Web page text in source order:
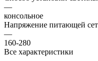
—
консольное
Напряжение питающей
—
160-280
Все характеристики